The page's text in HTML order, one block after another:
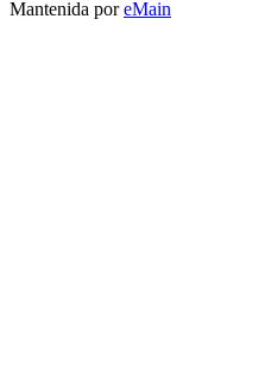
Mantenida poreMain